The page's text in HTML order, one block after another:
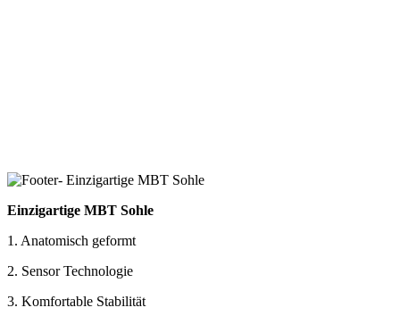
Einzigartige MBT Sohle
1. Anatomisch geformt
2. Sensor Technologie
3. Komfortable Stabilität